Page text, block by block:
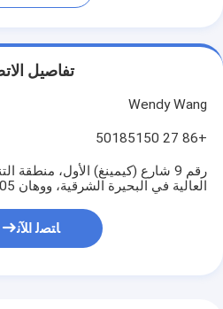
تفاصيل
Wendy Wang
+86 27 50185150
رقم 9 شارع (كيمينغ) الأول، منطقة
العالية في البحيرة الشرقية، ووهان 430205، الصين
ﺎﺘﺼﻟ ﺍﻶﻧ